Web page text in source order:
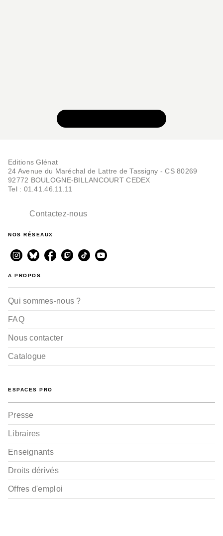
Editions Glénat
24 Avenue du Maréchal de Lattre de Tassigny - CS 80269
92772 BOULOGNE-BILLANCOURT CEDEX
Tel : 01.41.46.11.11
Contactez-nous
NOS RÉSEAUX
A PROPOS
Qui sommes-nous ?
FAQ
Nous contacter
Catalogue
ESPACES PRO
Presse
Libraires
Enseignants
Droits dérivés
Offres d'emploi